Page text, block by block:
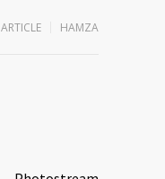
HAMZA
ARTICLE